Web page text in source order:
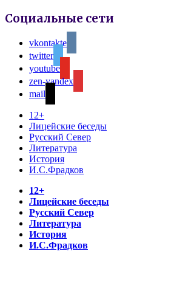
Социальные сети
vkontakte
twitter
youtube
zen-yandex
mail
12+
Лицейские беседы
Русский Север
Литература
История
И.С.Фрадков
12+
Лицейские беседы
Русский Север
Литература
История
И.С.Фрадков